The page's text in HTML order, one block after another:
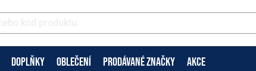
DOPLŇKY OBLEČENÍ PRODÁVANÉ ZNAČKY AKCE